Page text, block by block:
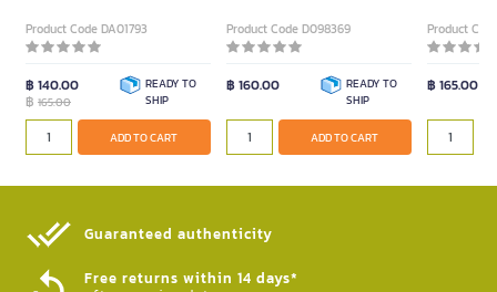
Product Code DA01793
฿ 140.00
฿ 165.00
READY TO
SHIP
ADD TO CART
Product Code D098369
฿ 160.00
READY TO
SHIP
ADD TO CART
Product
฿ 165.00
Guaranteed authenticity​
Free returns within 14 days*